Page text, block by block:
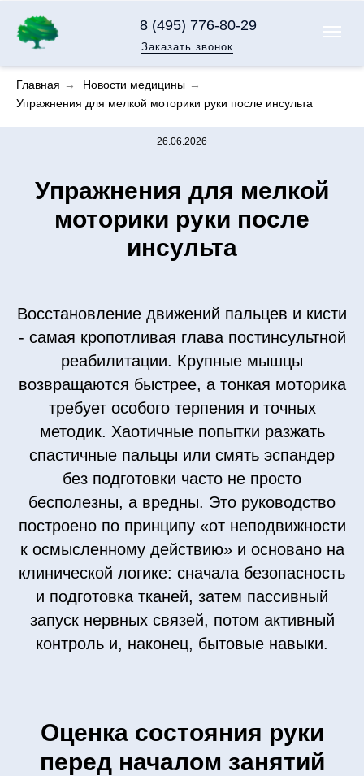
8 (495) 776-80-29
Заказать звонок
Главная → Новости медицины →
Упражнения для мелкой моторики руки после инсульта
26.06.2026
Упражнения для мелкой
моторики руки после
инсульта
Восстановление движений пальцев и кисти
- самая кропотливая глава постинсультной
реабилитации. Крупные мышцы
возвращаются быстрее, а тонкая моторика
требует особого терпения и точных
методик. Хаотичные попытки разжать
спастичные пальцы или смять эспандер
без подготовки часто не просто
бесполезны, а вредны. Это руководство
построено по принципу «от неподвижности
к осмысленному действию» и основано на
клинической логике: сначала безопасность
и подготовка тканей, затем пассивный
запуск нервных связей, потом активный
контроль и, наконец, бытовые навыки.
Оценка состояния руки
перед началом занятий